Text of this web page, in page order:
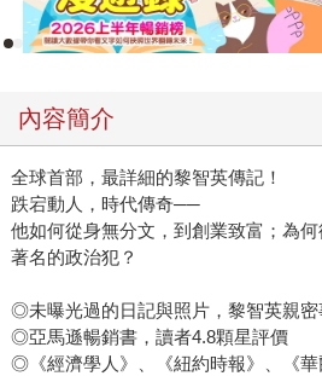
內容簡介
全球首部，最詳細的黎智英傳記！
跌宕動人，時代傳奇──
他如何從身無分文，到創業致富；為
著名的政治犯？
◎未曝光過的日記與照片，黎智英親密
◎亞馬遜暢銷書，讀者4.8顆星評價
◎《經濟學人》、《紐約時報》、《